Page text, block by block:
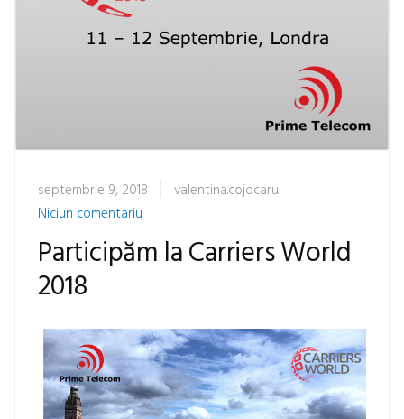
septembrie 9, 2018
valentina.cojocaru
Niciun comentariu
Participăm la Carriers World
2018